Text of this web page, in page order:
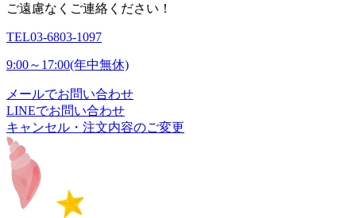
ご遠慮なくご連絡ください！
TEL03-6803-1097
9:00～17:00(年中無休)
メールでお問い合わせ
LINEでお問い合わせ
キャンセル・注文内容のご変更